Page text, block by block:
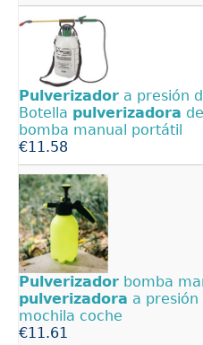
Pulverizador a presión
Botella pulverizadora
bomba manual portátil
€11.58
Pulverizador bomba
pulverizadora a
mochila coche
€11.61